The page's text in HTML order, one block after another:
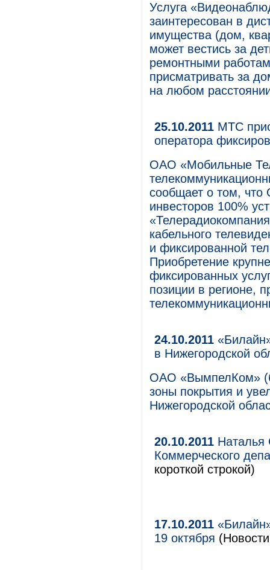
Услуга
заинтересован в
имущества (дом,
может вестись за
ремонтными
присматривать за
на любом
25.10.2011 МТС
оператора
ОАО «Мобильные
сообщает о том,
инвесторов 100%
кабельного
и фиксированной
Приобретение
фиксированных
позиции в регионе,
24.10.2011
в Нижегородской
ОАО «ВымпелКом»
зоны покрытия и
Нижегородской
20.10.2011 Наталья
Коммерческого
короткой строкой)
17.10.2011
19 октября